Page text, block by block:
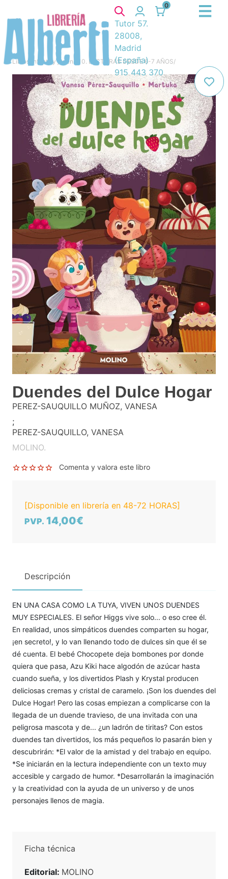
0
Tutor 57.
28008,
Madrid
(España)
915 443 370
Libros Infantil y juvenil 10. LECTURAS DESDE 6-7 AÑOS/
Duendes del Dulce Hogar
PEREZ-SAUQUILLO MUÑOZ, VANESA
;
PEREZ-SAUQUILLO, VANESA
MOLINO.
Comenta y valora este libro
[Disponible en librería en 48-72 HORAS]
PVP. 14,00€
Descripción
EN UNA CASA COMO LA TUYA, VIVEN UNOS DUENDES
MUY ESPECIALES. El señor Higgs vive solo... o eso cree él.
En realidad, unos simpáticos duendes comparten su hogar,
¡en secreto!, y lo van llenando todo de dulces sin que él se
dé cuenta. El bebé Chocopete deja bombones por donde
quiera que pasa, Azu Kiki hace algodón de azúcar hasta
cuando sueña, y los divertidos Plash y Krystal producen
deliciosas cremas y cristal de caramelo. ¡Son los duendes del
Dulce Hogar! Pero las cosas empiezan a complicarse con la
llegada de un duende travieso, de una invitada con una
peligrosa mascota y de... ¿un ladrón de tiritas? Con estos
duendes tan divertidos, los más pequeños lo pasarán bien y
descubrirán: *El valor de la amistad y del trabajo en equipo.
*Se iniciarán en la lectura independiente con un texto muy
accesible y cargado de humor. *Desarrollarán la imaginación
y la creatividad con la ayuda de un universo y de unos
personajes llenos de magia.
Ficha técnica
Editorial: MOLINO